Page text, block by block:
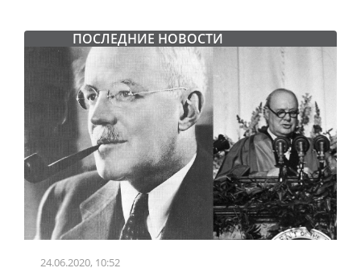
ПОСЛЕДНИЕ НОВОСТИ
24.06.2020, 10:52